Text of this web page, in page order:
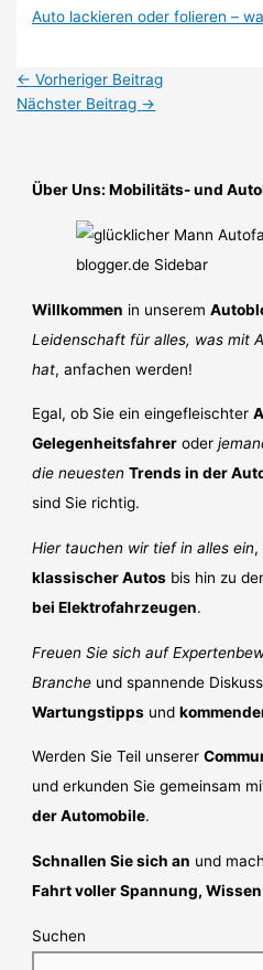
Auto lackieren oder folieren –
← Vorheriger Beitrag
Nächster Beitrag →
Über Uns: Mobilitäts- und
Willkommen in unserem
Leidenschaft für alles, was mit
hat, anfachen werden!
Egal, ob Sie ein eingefleischter
Gelegenheitsfahrer oder
die neuesten Trends in der
sind Sie richtig.
Hier tauchen wir tief in alles ein,
klassischer Autos bis hin zu
bei Elektrofahrzeugen.
Freuen Sie sich auf
Branche und spannende
Wartungstipps und
Werden Sie Teil unserer
und erkunden Sie gemeinsam
der Automobile.
Schnallen Sie sich an und
Fahrt voller Spannung,
Suchen